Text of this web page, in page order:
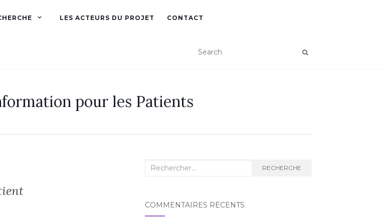
LES ACTEURS DU PROJET CONTACT
pour les Patients
Recherche
RECHERCHE
COMMENTAIRES RÉCENTS